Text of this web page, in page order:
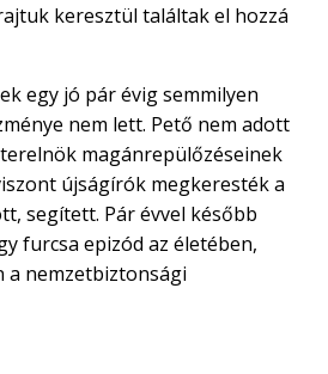
keresztül találtak el hozzá
egy jó pár évig semmilyen
nem lett. Pető nem adott
magánrepülőzéseinek
újságírók megkeresték a
segített. Pár évvel később
furcsa epizód az életében,
a nemzetbiztonsági